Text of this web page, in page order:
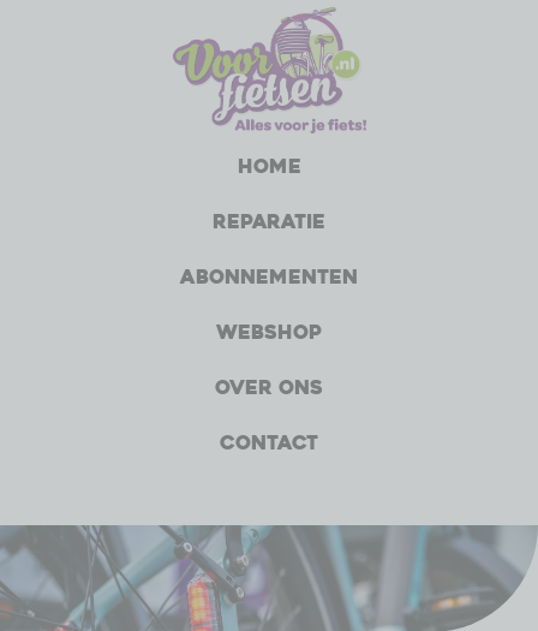
Home
Reparatie
Abonnementen
Webshop
Over ons
Contact